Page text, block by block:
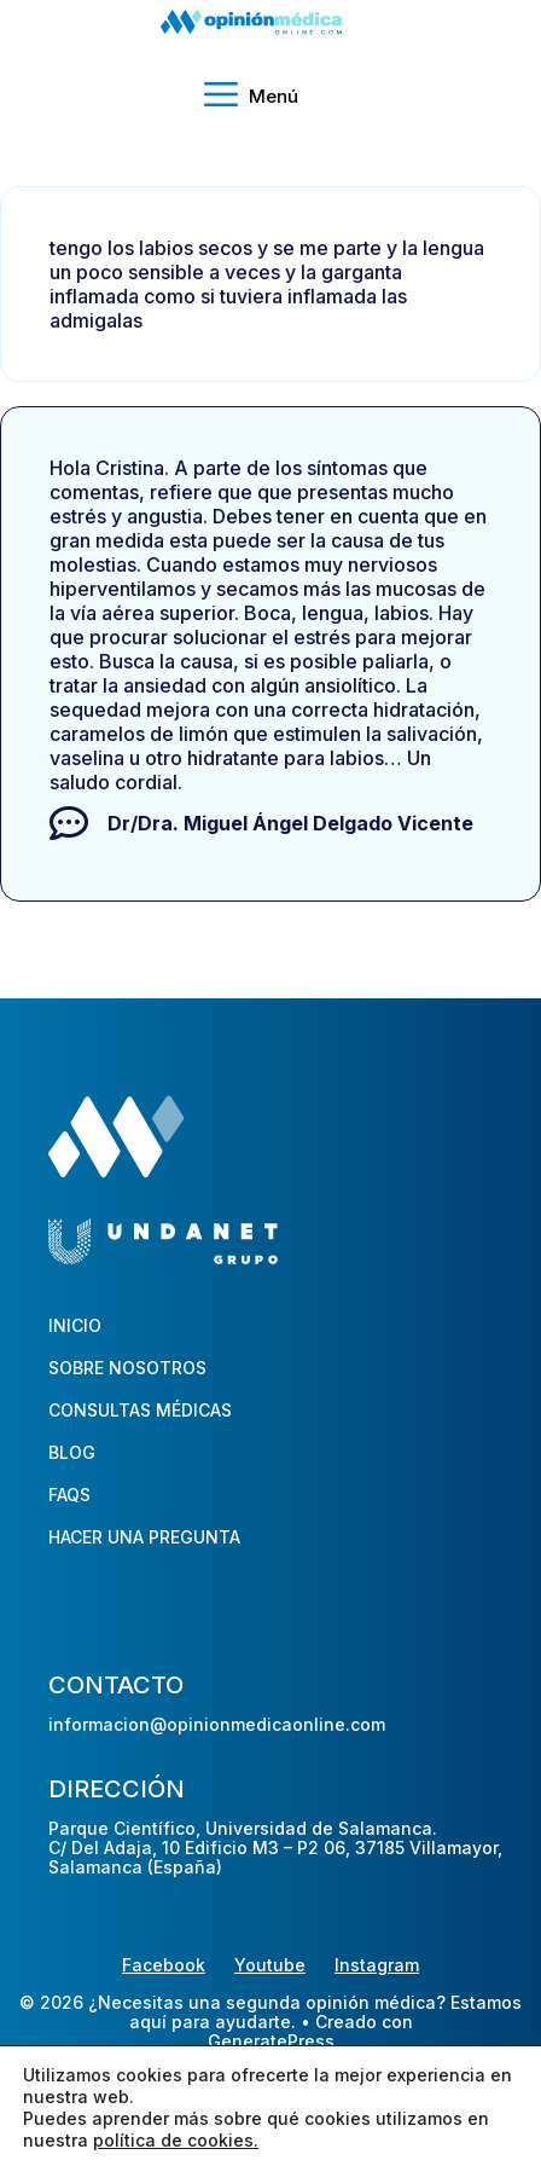
Menú
tengo los labios secos y se me parte y la lengua
un poco sensible a veces y la garganta
inflamada como si tuviera inflamada las
admigalas
Hola Cristina. A parte de los síntomas que
comentas, refiere que que presentas mucho
estrés y angustia. Debes tener en cuenta que en
gran medida esta puede ser la causa de tus
molestias. Cuando estamos muy nerviosos
hiperventilamos y secamos más las mucosas de
la vía aérea superior. Boca, lengua, labios. Hay
que procurar solucionar el estrés para mejorar
esto. Busca la causa, si es posible paliarla, o
tratar la ansiedad con algún ansiolítico. La
sequedad mejora con una correcta hidratación,
caramelos de limón que estimulen la salivación,
vaselina u otro hidratante para labios… Un
saludo cordial.
Dr/Dra. Miguel Ángel Delgado Vicente
INICIO
SOBRE NOSOTROS
CONSULTAS MÉDICAS
BLOG
FAQS
HACER UNA PREGUNTA
CONTACTO
informacion@opinionmedicaonline.com
DIRECCIÓN
Parque Científico, Universidad de Salamanca.
C/ Del Adaja, 10 Edificio M3 – P2 06, 37185 Villamayor,
Salamanca (España)
Facebook Youtube
Instagram
© 2026 ¿Necesitas una segunda opinión médica? Estamos
aquí para ayudarte. • Creado con
GeneratePress
Utilizamos cookies para ofrecerte la mejor experiencia en
nuestra web.
Puedes aprender más sobre qué cookies utilizamos en
nuestra política de cookies.